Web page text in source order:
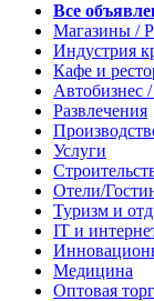
Все
Магазины /
Индустрия
Кафе и
Автобизнес
Развлечения
Услуги
Отели/
Туризм и
IT и
Медицина
Оптовая